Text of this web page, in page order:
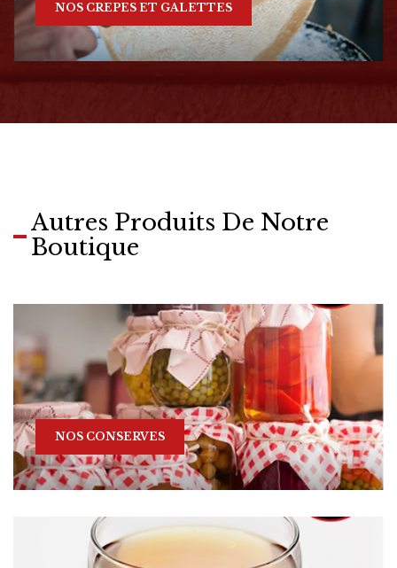
NOS CREPES ET GALETTES
Autres Produits De Notre
Boutique
NOS CONSERVES